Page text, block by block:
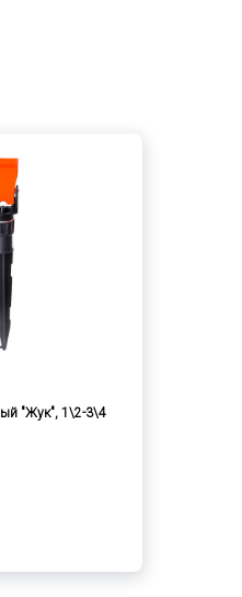
"Жук", 1\2-3\4